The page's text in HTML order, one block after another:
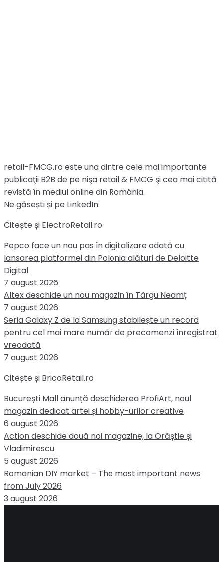
retail-FMCG.ro este una dintre cele mai importante
publicaţii B2B de pe nişa retail & FMCG şi cea mai citită
revistă în mediul online din România.
Ne găsești și pe LinkedIn:
Citește și ElectroRetail.ro
Pepco face un nou pas în digitalizare odată cu
lansarea platformei din Polonia alături de Deloitte
Digital
7 august 2026
Altex deschide un nou magazin în Târgu Neamț
7 august 2026
Seria Galaxy Z de la Samsung stabilește un record
pentru cel mai mare număr de precomenzi înregistrat
vreodată
7 august 2026
Citește și BricoRetail.ro
București Mall anunță deschiderea ProfiArt, noul
magazin dedicat artei și hobby-urilor creative
6 august 2026
Action deschide două noi magazine, la Orăștie și
Vladimirescu
5 august 2026
Romanian DIY market – The most important news
from July 2026
3 august 2026